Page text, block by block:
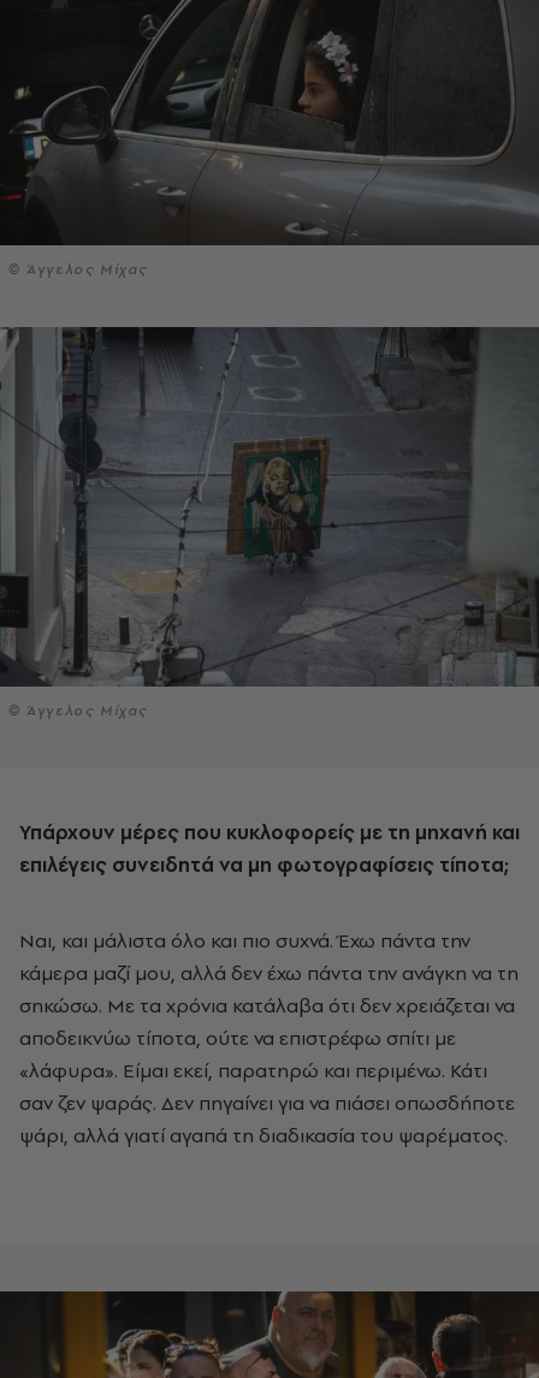
© Άγγελος Μίχας
© Άγγελος Μίχας
Υπάρχουν μέρες που κυκλοφορείς με τη μηχανή και
επιλέγεις συνειδητά να μη φωτογραφίσεις τίποτα;
Ναι, και μάλιστα όλο και πιο συχνά. Έχω πάντα την
κάμερα μαζί μου, αλλά δεν έχω πάντα την ανάγκη να τη
σηκώσω. Με τα χρόνια κατάλαβα ότι δεν χρειάζεται να
αποδεικνύω τίποτα, ούτε να επιστρέφω σπίτι με
«λάφυρα». Είμαι εκεί, παρατηρώ και περιμένω. Κάτι
σαν ζεν ψαράς. Δεν πηγαίνει για να πιάσει οπωσδήποτε
ψάρι, αλλά γιατί αγαπά τη διαδικασία του ψαρέματος.